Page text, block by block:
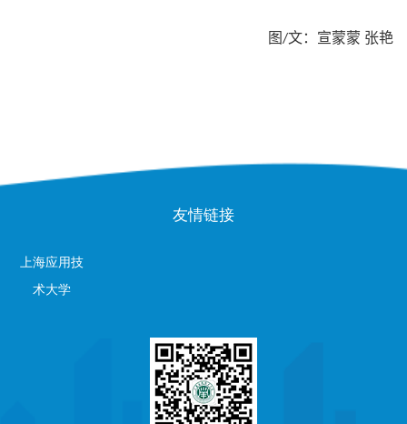
图/文：宣蒙蒙 张艳
友情链接
上海应用技
术大学